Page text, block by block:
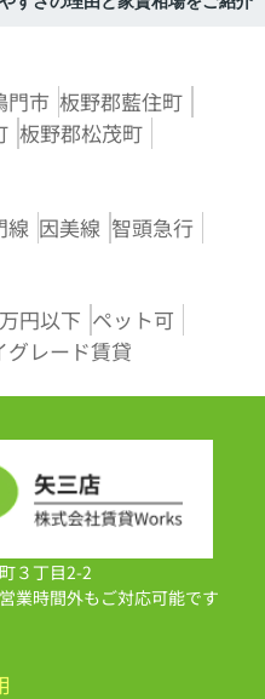
門市 板野郡藍住町
板野郡松茂町
線 因美線 智頭急行
円以下 ペット可
グレード賃貸
３丁目2-2
時間外もご対応可能です